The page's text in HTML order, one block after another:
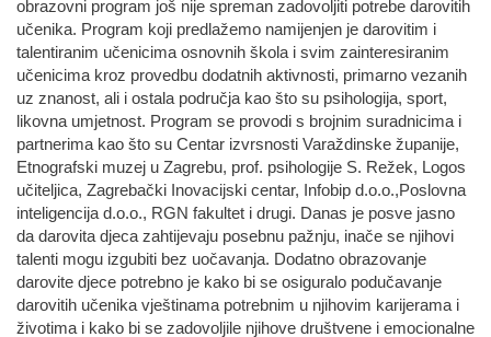
obrazovni program još nije spreman zadovoljiti potrebe darovitih
učenika. Program koji predlažemo namijenjen je darovitim i
talentiranim učenicima osnovnih škola i svim zainteresiranim
učenicima kroz provedbu dodatnih aktivnosti, primarno vezanih
uz znanost, ali i ostala područja kao što su psihologija, sport,
likovna umjetnost. Program se provodi s brojnim suradnicima i
partnerima kao što su Centar izvrsnosti Varaždinske županije,
Etnografski muzej u Zagrebu, prof. psihologije S. Režek, Logos
učiteljica, Zagrebački Inovacijski centar, Infobip d.o.o.,Poslovna
inteligencija d.o.o., RGN fakultet i drugi. Danas je posve jasno
da darovita djeca zahtijevaju posebnu pažnju, inače se njihovi
talenti mogu izgubiti bez uočavanja. Dodatno obrazovanje
darovite djece potrebno je kako bi se osiguralo podučavanje
darovitih učenika vještinama potrebnim u njihovim karijerama i
životima i kako bi se zadovoljile njihove društvene i emocionalne